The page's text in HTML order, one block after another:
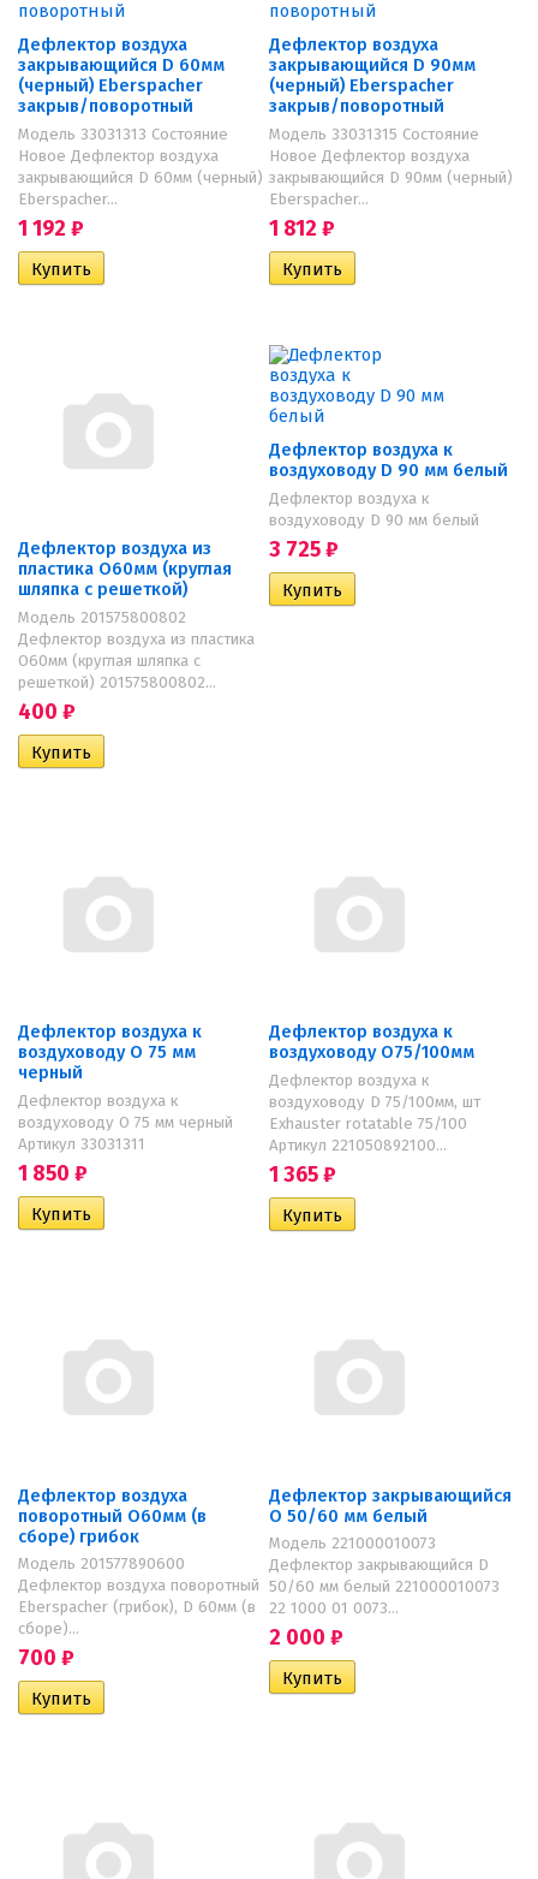
Дефлектор воздуха
закрывающийся D 60мм
(черный) Eberspacher
закрыв/поворотный
Модель 33031313 Состояние
Новое Дефлектор воздуха
закрывающийся D 60мм (черный)
Eberspacher...
1 192 ₽
Дефлектор воздуха
закрывающийся D 90мм
(черный) Eberspacher
закрыв/поворотный
Модель 33031315 Состояние
Новое Дефлектор воздуха
закрывающийся D 90мм (черный)
Eberspacher...
1 812 ₽
Дефлектор воздуха из
пластика O60мм (круглая
шляпка с решеткой)
Модель 201575800802
Дефлектор воздуха из пластика
O60мм (круглая шляпка с
решеткой) 201575800802...
400 ₽
Дефлектор воздуха к
воздуховоду D 90 мм белый
Дефлектор воздуха к
воздуховоду D 90 мм белый
3 725₽
Дефлектор воздуха к
воздуховоду O 75 мм
черный
Дефлектор воздуха к
воздуховоду O 75 мм черный
Артикул 33031311
1 850 ₽
Дефлектор воздуха к
воздуховоду O75/100мм
Дефлектор воздуха к
воздуховоду D 75/100мм, шт
Exhauster rotatable 75/100
Артикул 221050892100...
1 365₽
Дефлектор воздуха
поворотный O60мм (в
сборе) грибок
Модель 201577890600
Дефлектор воздуха поворотный
Eberspacher (грибок), D 60мм (в
сборе)...
700 ₽
Дефлектор закрывающийся
O 50/60 мм белый
Модель 221000010073
Дефлектор закрывающийся D
50/60 мм белый 221000010073
22 1000 01 0073...
2 000 ₽